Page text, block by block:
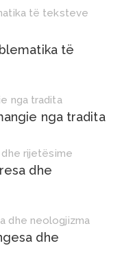
të
nga tradita
dhe
dhe